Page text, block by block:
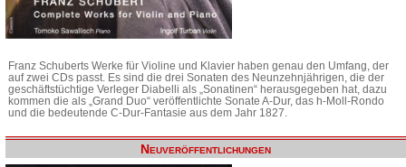
Franz Schuberts Werke für Violine und Klavier haben genau den Umfang, der
auf zwei CDs passt. Es sind die drei Sonaten des Neunzehnjährigen, die der
geschäftstüchtige Verleger Diabelli als „Sonatinen“ herausgegeben hat, dazu
kommen die als „Grand Duo“ veröffentlichte Sonate A-Dur, das h-Moll-Rondo
und die bedeutende C-Dur-Fantasie aus dem Jahr 1827.
Neuveröffentlichungen